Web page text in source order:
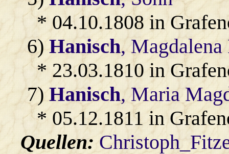
* 04.10.1808 in
6)Hanisch,
* 23.03.1810 in
7)Hanisch, Maria
* 05.12.1811 in
Quellen: